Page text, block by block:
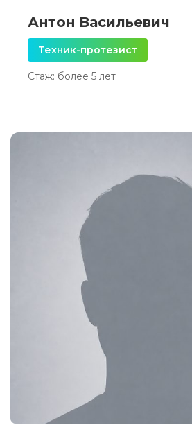
Антон Васильевич
Техник-протезист
Стаж: более 5 лет